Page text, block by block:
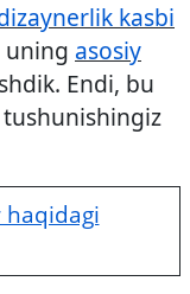
kasbi
uning asosiy
Endi, bu
tushunishingiz